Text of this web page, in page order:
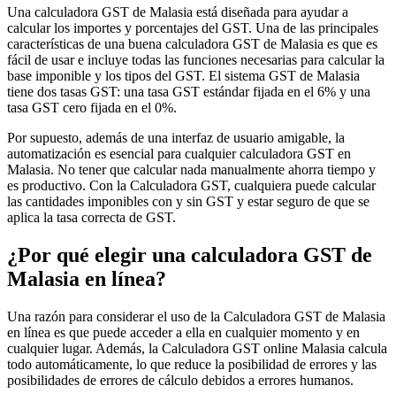
Todas las guías EuropaAméricaAsia-PacíficoÁfrica
VAT para principiantes
Una calculadora GST de Malasia está diseñada para ayudar a
calcular los importes y porcentajes del GST. Una de las principales
características de una buena calculadora GST de Malasia es que es
fácil de usar e incluye todas las funciones necesarias para calcular la
base imponible y los tipos del GST. El sistema GST de Malasia
tiene dos tasas GST: una tasa GST estándar fijada en el 6% y una
tasa GST cero fijada en el 0%.
Por supuesto, además de una interfaz de usuario amigable, la
automatización es esencial para cualquier calculadora GST en
Malasia. No tener que calcular nada manualmente ahorra tiempo y
es productivo. Con la Calculadora GST, cualquiera puede calcular
las cantidades imponibles con y sin GST y estar seguro de que se
aplica la tasa correcta de GST.
¿Por qué elegir una calculadora GST de
Malasia en línea?
Una razón para considerar el uso de la Calculadora GST de Malasia
en línea es que puede acceder a ella en cualquier momento y en
cualquier lugar. Además, la Calculadora GST online Malasia calcula
todo automáticamente, lo que reduce la posibilidad de errores y las
posibilidades de errores de cálculo debidos a errores humanos.